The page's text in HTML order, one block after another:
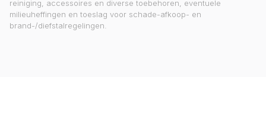
reiniging, accessoires en diverse toebehoren, eventuele
milieuheffingen en toeslag voor schade-afkoop- en
brand-/diefstalregelingen.